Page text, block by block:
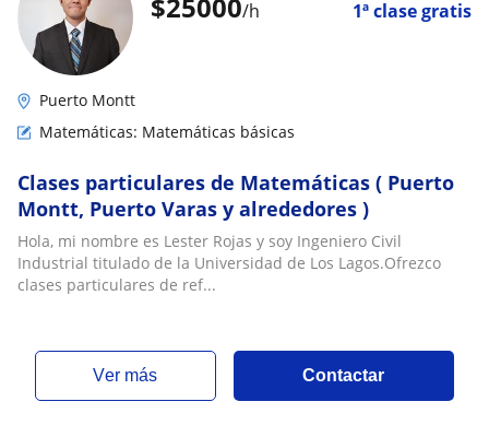
/h 1ª clase gratis
Puerto Montt
Matemáticas: Matemáticas básicas
Clases particulares de Matemáticas ( Puerto
Montt, Puerto Varas y alrededores )
Hola, mi nombre es Lester Rojas y soy Ingeniero Civil
Industrial titulado de la Universidad de Los Lagos.Ofrezco
clases particulares de ref...
ver más Contactar